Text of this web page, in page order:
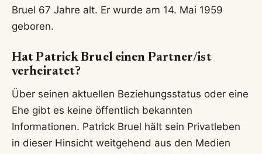
Bruel 67 Jahre alt. Er wurde am 14. Mai 1959
geboren.
Hat Patrick Bruel einen Partner/ist
verheiratet?
Über seinen aktuellen Beziehungsstatus oder eine
Ehe gibt es keine öffentlich bekannten
Informationen. Patrick Bruel hält sein Privatleben
in dieser Hinsicht weitgehend aus den Medien